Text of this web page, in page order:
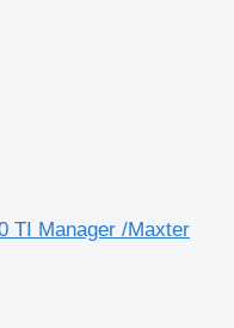
TI Manager /Maxter